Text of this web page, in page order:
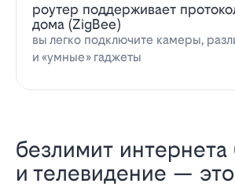
роутер поддерживает
дома (ZigBee)
вы легко подключите камеры,
и «умные» гаджеты
безлимит интернета
и телевидение —